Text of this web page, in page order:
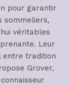
pour garantir
sommeliers,
véritables
Leur
entre tradition
Grover,